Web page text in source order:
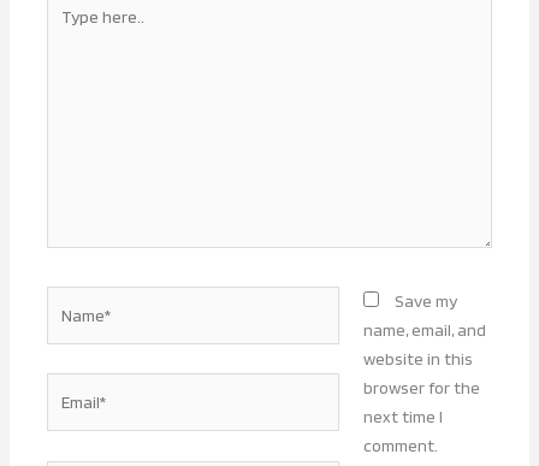
here..
Save my
name, email, and
website in this
browser for the
next time I
comment.